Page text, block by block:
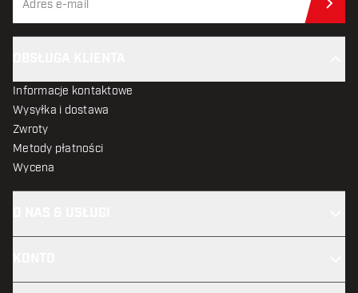
Informacje kontaktowe
Wysyłka i dostawa
Zwroty
Metody płatności
Wycena